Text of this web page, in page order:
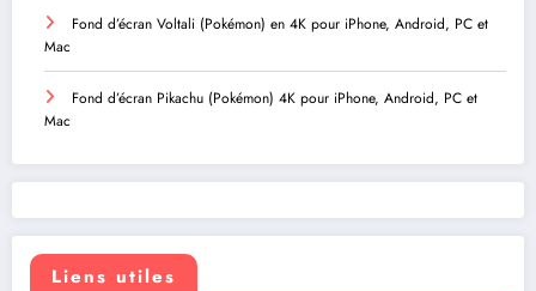
Fond d’écran Voltali (Pokémon) en 4K pour iPhone, Android, PC et
Mac
Fond d’écran Pikachu (Pokémon) 4K pour iPhone, Android, PC et
Mac
Liens utiles